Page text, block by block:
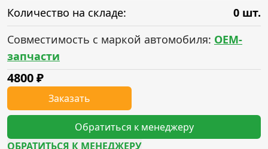
Количество на складе:
0 шт.
Совместимость с маркой автомобиля: OEM-
запчасти
4800₽
Заказать
Обратиться к менеджеру
ОБРАТИТЬСЯ К МЕНЕДЖЕРУ